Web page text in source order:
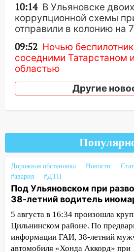
10:14 В Ульяновске
коррупционной схемы
отправили в колонию на
09:52 Ночью
соседними Татарстаном
областью
09:41
Диана Шурыгина
Бога в СИЗО
08:22 Подросток на
велосипедистку:
07:20 Жара
знойный и сухой четверг
06:00 Под Ульяновском
пострадал 38-летний
иномарки
Другие
Дорожная обстановка Новости
#авария
#ДТП
Под Ульяновском при
38-летний водитель
5 августа в 16:34 произошла
Цильнинском районе. По
информации ГАИ, 38-летний
автомобиля «Хонда Аккорд» при